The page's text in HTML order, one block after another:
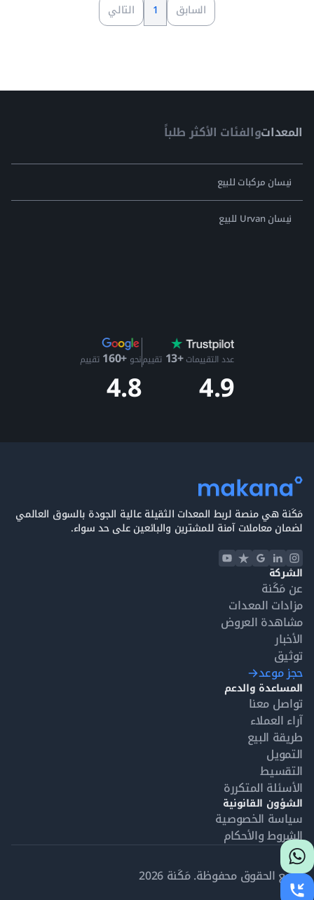
السابق 1 التالي
المعداتوالفئات الأكثر طلباً
نيسان مركبات للبيع
نيسان Urvan للبيع
عدد التقييمات+13 تقييم
4.9
نحو +160 تقييم
4.8
مَكَنة هي منصة لربط المعدات الثقيلة عالية الجودة بالسوق العالمي
لضمان معاملات آمنة للمشترين والبائعين على حد سواء.
الشركة
عن مَكَنة
مزادات المعدات
مشاهدة العروض
الأخبار
توثيق
حجز موعد
المساعدة والدعم
تواصل معنا
آراء العملاء
طريقة البيع
التمويل
التقسيط
الأسئلة المتكررة
الشؤون القانونية
سياسة الخصوصية
الشروط والأحكام
جميع الحقوق محفوظة. مَكَنة 2026